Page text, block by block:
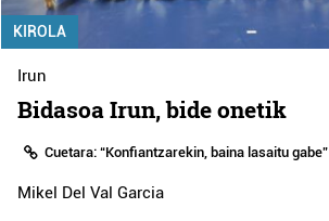
KIROLA
Irun
Bidasoa Irun, bide onetik
Cuetara: “Konfiantzarekin, baina lasaitu gabe”
Mikel Del Val Garcia